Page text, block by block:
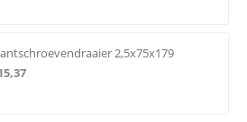
2,5x75x179